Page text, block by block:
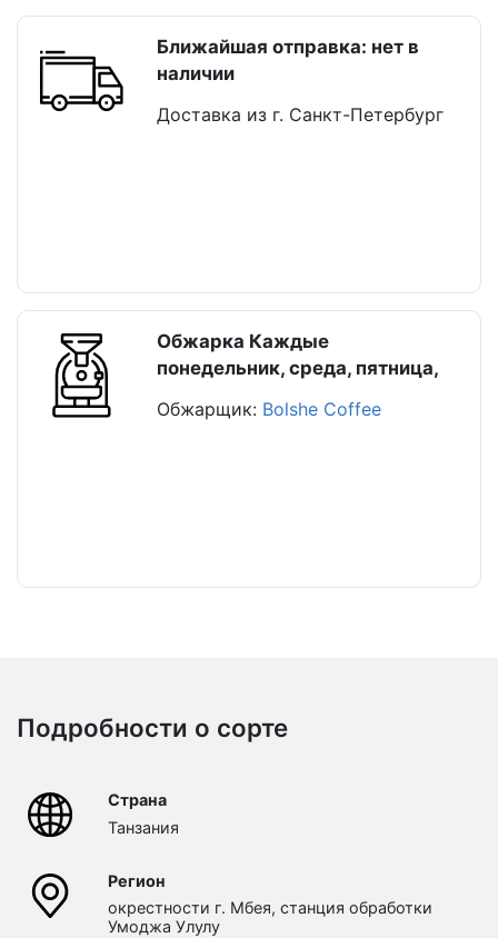
Ближайшая отправка: нет в
наличии
Доставка из г. Санкт-Петербург
Обжарка Каждые
понедельник, среда, пятница,
Обжарщик: Bolshe Coffee
Подробности о сорте
Страна
Танзания
Регион
окрестности г. Мбея, станция обработки
Умоджа Улулу